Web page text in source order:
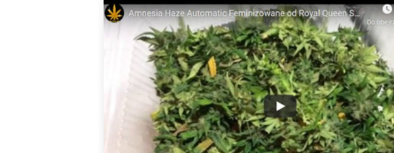
Geneza i charakterystyka Auto Amnesia Haze to
automatyczna wersja legendarnej […]